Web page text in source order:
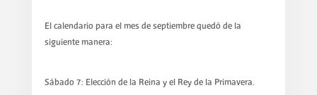
El calendario para el mes de septiembre quedó de la
siguiente manera:
Sábado 7: Elección de la Reina y el Rey de la Primavera.